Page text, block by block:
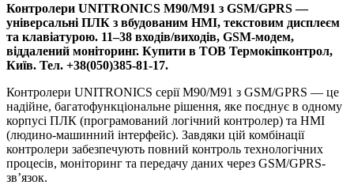
Контролери UNITRONICS М90/М91 з GSM/GPRS —
універсальні ПЛК з вбудованим HMI, текстовим дисплеєм
та клавіатурою. 11–38 входів/виходів, GSM-модем,
віддалений моніторинг. Купити в ТОВ Термокіпконтрол,
Київ. Тел. +38(050)385-81-17.
Контролери UNITRONICS серії М90/М91 з GSM/GPRS — це
надійне, багатофункціональне рішення, яке поєднує в одному
корпусі ПЛК (програмований логічний контролер) та HMI
(людино-машинний інтерфейс). Завдяки цій комбінації
контролери забезпечують повний контроль технологічних
процесів, моніторинг та передачу даних через GSM/GPRS-
зв’язок.